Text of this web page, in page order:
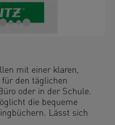
mit einer klaren,
den täglichen
oder in der Schule.
die bequeme
Lässt sich